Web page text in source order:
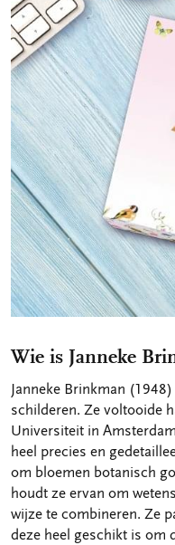
Wie is Janneke
Janneke Brinkman
schilderen. Ze voltooide
Universiteit in
heel precies en
om bloemen botanisch
houdt ze ervan om
wijze te combineren. Ze
deze heel geschikt is om